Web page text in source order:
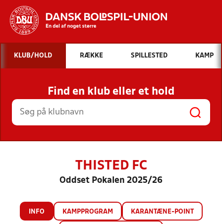
Hvad vil du søge efter?
INDHOLD OG NYHEDER
STILLINGER, RESULTATER, KLUBBER OG
HOLD
KLUB/HOLD RÆKKE SPILLESTED KAMP
Find en klub eller et hold
THISTED FC
Oddset Pokalen 2025/26
INFO KAMPPROGRAM KARANTÆNE-POINT